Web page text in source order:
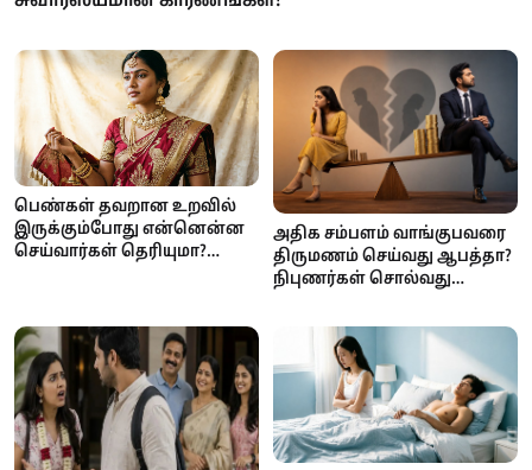
பெண்கள் தவறான உறவில்
இருக்கும்போது என்னென்ன
செய்வார்கள் தெரியுமா?
அதிக சம்பளம் வாங்குபவரை
திருமணம் செய்வது ஆபத்தா?
நிபுணர்கள் சொல்வது